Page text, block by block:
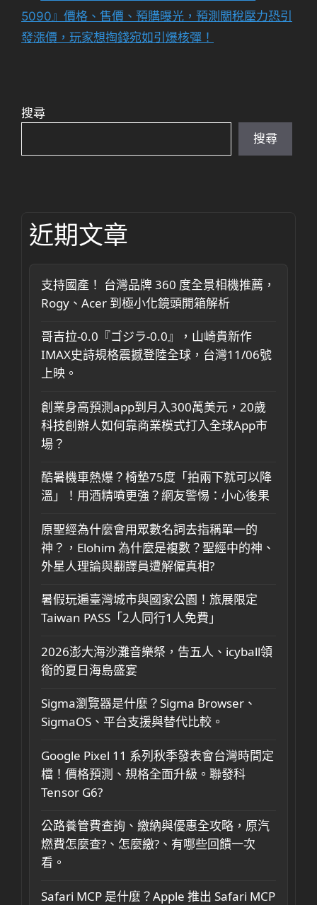
5090』價格、售價、預購曝光，預測關稅壓力恐引
發漲價，玩家想掏錢宛如引爆核彈！
搜尋
搜尋
近期文章
支持國產！ 台灣品牌 360 度全景相機推薦，
Rogy、Acer 到極小化鏡頭開箱解析
哥吉拉-0.0『ゴジラ-0.0』，山崎貴新作
IMAX史詩規格震撼登陸全球，台灣11/06號
上映。
創業身高預測app到月入300萬美元，20歲
科技創辦人如何靠商業模式打入全球App市
場？
酷暑機車熱爆？椅墊75度「拍兩下就可以降
溫」！用酒精噴更強？網友警惕：小心後果
原聖經為什麼會用眾數名詞去指稱單一的
神？，Elohim 為什麼是複數？聖經中的神、
外星人理論與翻譯員遭解僱真相?
暑假玩遍臺灣城市與國家公園！旅展限定
Taiwan PASS「2人同行1人免費」
2026澎大海沙灘音樂祭，告五人、icyball領
銜的夏日海島盛宴
Sigma瀏覽器是什麼？Sigma Browser、
SigmaOS、平台支援與替代比較。
Google Pixel 11 系列秋季發表會台灣時間定
檔！價格預測、規格全面升級。聯發科
Tensor G6?
公路養管費查詢、繳納與優惠全攻略，原汽
燃費怎麼查?、怎麼繳?、有哪些回饋一次
看。
Safari MCP 是什麼？Apple 推出 Safari MCP